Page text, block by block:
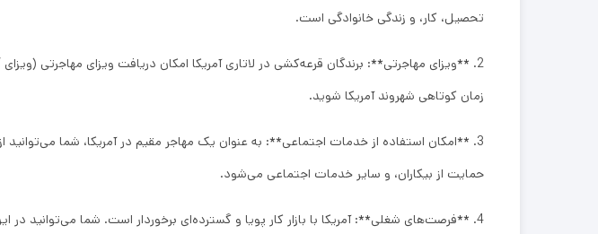
تحصیل، کار، و زندگی خانوادگی است.
زمان کوتاهی شهروند آمریکا شوید.
3. **امکان استفاده از خدمات اجتماعی**: به عنوان یک مهاجر مقیم در آمریکا، شما
حمایت از بیکاران، و سایر خدمات اجتماعی می‌شود.
4. **فرصت‌های شغلی**: آمریکا با بازار کار پویا و گسترده‌ای برخوردار است. شما می‌توانید